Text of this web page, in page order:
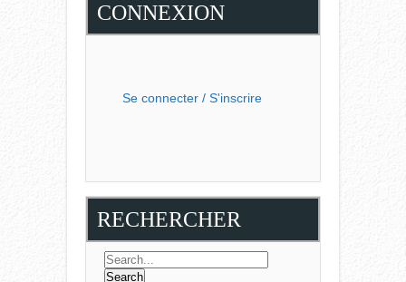
CONNEXION
Se connecter / S'inscrire
RECHERCHER